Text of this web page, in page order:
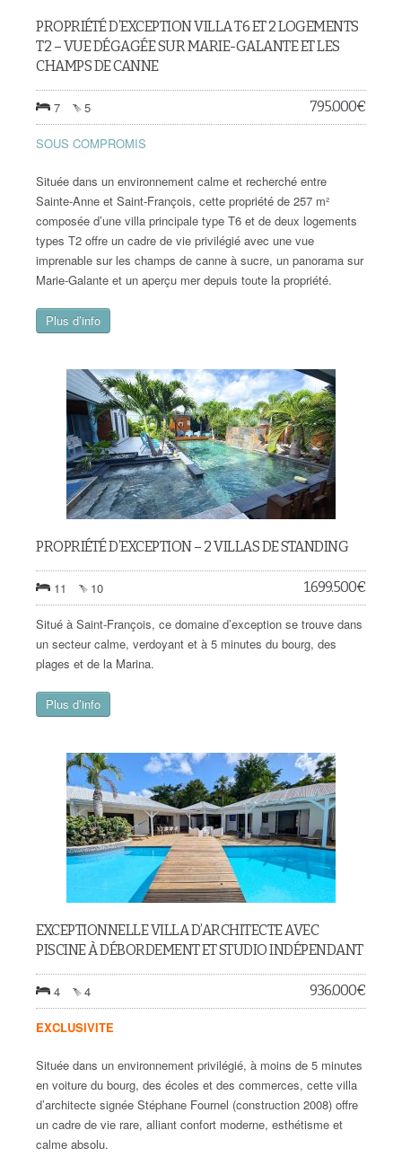
PROPRIÉTÉ D’EXCEPTION VILLA T6 ET 2 LOGEMENTS
T2 – VUE DÉGAGÉE SUR MARIE-GALANTE ET LES
CHAMPS DE CANNE
7 5 795.000€
SOUS COMPROMIS
Située dans un environnement calme et recherché entre
Sainte-Anne et Saint-François, cette propriété de 257 m²
composée d’une villa principale type T6 et de deux logements
types T2 offre un cadre de vie privilégié avec une vue
imprenable sur les champs de canne à sucre, un panorama sur
Marie-Galante et un aperçu mer depuis toute la propriété.
Plus d’info
PROPRIÉTÉ D’EXCEPTION – 2 VILLAS DE STANDING
11 10 1.699.500€
Situé à Saint-François, ce domaine d’exception se trouve dans
un secteur calme, verdoyant et à 5 minutes du bourg, des
plages et de la Marina.
Plus d’info
EXCEPTIONNELLE VILLA D’ARCHITECTE AVEC
PISCINE À DÉBORDEMENT ET STUDIO INDÉPENDANT
4 4 936.000€
EXCLUSIVITE
Située dans un environnement privilégié, à moins de 5 minutes
en voiture du bourg, des écoles et des commerces, cette villa
d’architecte signée Stéphane Fournel (construction 2008) offre
un cadre de vie rare, alliant confort moderne, esthétisme et
calme absolu.